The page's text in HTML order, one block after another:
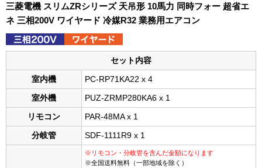
三菱電機 スリムZRシリーズ 天吊形 10馬力 同時フォー 超省エ
ネ 三相200V ワイヤード 冷媒R32 業務用エアコン
セット内容
室内機 PC-RP71KA22 x 4
室外機 PUZ-ZRMP280KA6 x 1
リモコン PAR-48MA x 1
分岐管 SDF-1111R9 x 1
※リモコン・分岐管を含んだ金額になります
※全国送料無料（一部地域を除く）